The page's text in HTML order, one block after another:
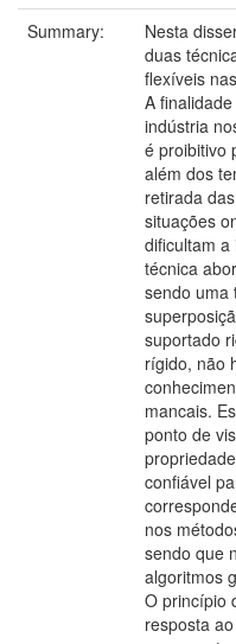
Summary:
Nesta
duas
flexíveis
A
indústria
é proibitivo
além dos
retirada
situações
dificultam a
técnica
sendo uma
suportado
rígido, não
mancais.
ponto de
confiável
nos
sendo que
algoritmos
O princípio
resposta